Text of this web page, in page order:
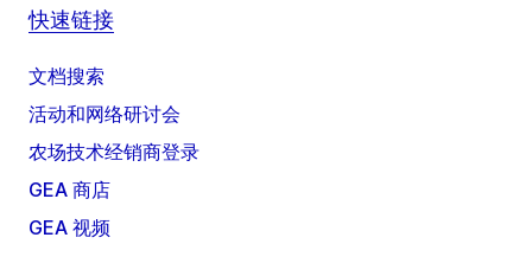
快速链接
文档搜索
活动和网络研讨会
农场技术经销商登录
GEA 商店
GEA 视频